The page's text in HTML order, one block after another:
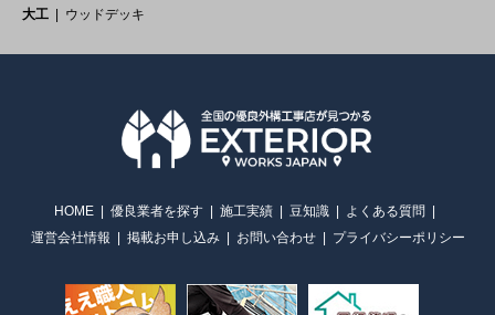
大工
ウッドデッキ
HOME 優良業者を探す 施工実績 豆知識
よくある質問
運営会社情報
掲載お申し込み お問い合わせ プライバシーポリシー